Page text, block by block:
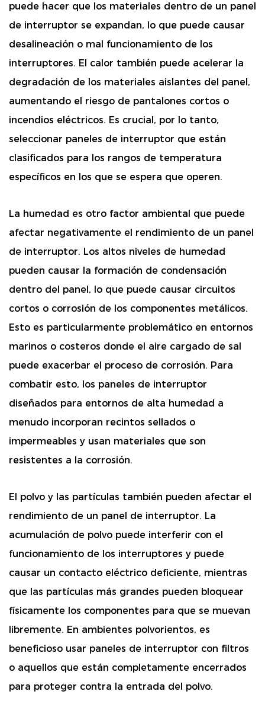
puede hacer que los materiales dentro de un panel
de interruptor se expandan, lo que puede causar
desalineación o mal funcionamiento de los
interruptores. El calor también puede acelerar la
degradación de los materiales aislantes del panel,
aumentando el riesgo de pantalones cortos o
incendios eléctricos. Es crucial, por lo tanto,
seleccionar paneles de interruptor que están
clasificados para los rangos de temperatura
específicos en los que se espera que operen.
La humedad es otro factor ambiental que puede
afectar negativamente el rendimiento de un panel
de interruptor. Los altos niveles de humedad
pueden causar la formación de condensación
dentro del panel, lo que puede causar circuitos
cortos o corrosión de los componentes metálicos.
Esto es particularmente problemático en entornos
marinos o costeros donde el aire cargado de sal
puede exacerbar el proceso de corrosión. Para
combatir esto, los paneles de interruptor
diseñados para entornos de alta humedad a
menudo incorporan recintos sellados o
impermeables y usan materiales que son
resistentes a la corrosión.
El polvo y las partículas también pueden afectar el
rendimiento de un panel de interruptor. La
acumulación de polvo puede interferir con el
funcionamiento de los interruptores y puede
causar un contacto eléctrico deficiente, mientras
que las partículas más grandes pueden bloquear
físicamente los componentes para que se muevan
libremente. En ambientes polvorientos, es
beneficioso usar paneles de interruptor con filtros
o aquellos que están completamente encerrados
para proteger contra la entrada del polvo.